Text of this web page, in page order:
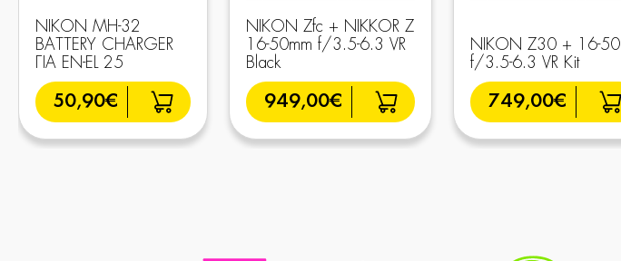
NIKON MH-32
BATTERY CHARGER
ΓΙΑ EN-EL 25
50,90€
NIKON Zfc + NIKKOR Z
16-50mm f/3.5-6.3 VR
Black
949,00€
NIKON Z30 + 16-50
f/3.5-6.3 VR Kit
749,00€